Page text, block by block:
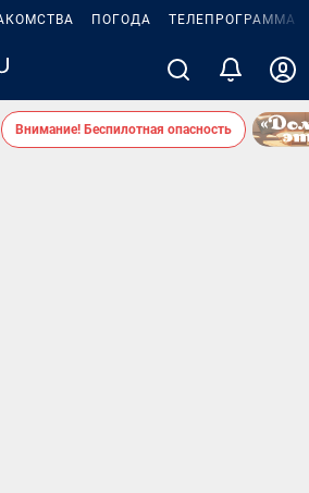
ПОГОДА ТЕЛЕПРОГРАММА
Внимание! Беспилотная опасность